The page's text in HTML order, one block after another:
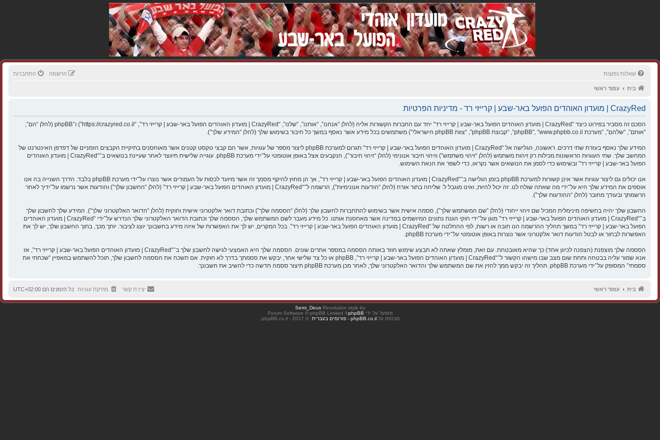
שאלות נפוצות התחברות הרשמה
בית עמוד ראשי
CrazyRed | מועדון האוהדים הפועל באר-שבע | קרייזי רד - מדיניות הפרטיות
הסכם זה מסביר בפירוט כיצד “CrazyRed | מועדון האוהדים הפועל באר-שבע | קרייזי רד” יחד עם החברות הקשורות אליה (להלן “אנחנו”, “אותנו”, “שלנו”, “CrazyRed | מועדון האוהדים הפועל באר-שבע | קרייזי רד”, “https://crazyred.co.il”) ו־phpBB (להלן “הם”,
“אותם”, “שלהם”, “מערכת phpBB”, “www.phpbb.co.il”, “קבוצת phpBB”, “צוות phpBB הישראלי”) משתמשים בכל מידע אשר נאסף במשך כל חיבור בשימוש שלך (להלן “המידע שלך”).
המידע שלך נאסף בעזרת שתי דרכים. ראשונה, הגלישה אל “CrazyRed | מועדון האוהדים הפועל באר-שבע | קרייזי רד” תגרום למערכת phpBB ליצור מספר של עוגיות, אשר הם קבצי טקסט קטנים אשר מאוחסנים בתיקיית הקבצים הזמניים של דפדפן האינטרנט של
המחשב שלך. שתי העוגיות הראשונות מכילות רק זיהות משתמש (להלן “זיהוי משתמש”) וזיהוי חיבור אנונימי (להלן “זיהוי חיבור”), הנקבעים אצל באופן אוטומטי על־ידי מערכת phpBB. עוגייה שלישית תיווצר לאחר שעיינת בנושאים ב־“CrazyRed | מועדון האוהדים
הפועל באר-שבע | קרייזי רד” ובשימוש כדי לסמן את הנושאים אשר נקראו, כדי לשפר את הנאת השימוש.
אנו יכולים גם ליצור עוגיות אשר אינן קשורות למערכת phpBB בזמן הגלישה ב־“CrazyRed | מועדון האוהדים הפועל באר-שבע | קרייזי רד”, אך הן מחוץ להיקף מסמך זה אשר מיועד לכסות על העמודים אשר נוצרו על־ידי מערכת phpBB בלבד. הדרך השנייה בה אנו
אוספים את המידע שלך היא על־ידי מה שאתה שולח לנו. זה יכול להיות, ואינו מוגבל ל: שליחה בתור אורח (להלן “הודעות אנונימיות”), הרשמה ל־“CrazyRed | מועדון האוהדים הפועל באר-שבע | קרייזי רד” (להלן “החשבון שלך”) והודעות אשר נרשמו על־ידיך לאחר
הרשמתך ובעודך מחובר (להלן “ההודעות שלך”).
החשבון שלך יהיה בחשיפה מינימלית המכיל שם זיהוי ייחודי (להלן “שם המשתמש שלך”), ססמה אישית אשר בשימוש להתחברות לחשבון שלך (להלן “הססמה שלך”) וכתובת דואר אלקטרוני אישית וחוקית (להלן “הדואר האלקטרוני שלך”). המידע שלך לחשבון שלך
ב־“CrazyRed | מועדון האוהדים הפועל באר-שבע | קרייזי רד” מוגן על־ידי חוקי הגנת נתונים המיושמים במדינה אשר מאחסנת אותנו. כל מידע מעבר לשם המשתמש שלך, הססמה שלך וכתובת הדואר האלקטרוני שלך הנדרש על־ידי “CrazyRed | מועדון האוהדים
הפועל באר-שבע | קרייזי רד” במשך תהליך ההרשמה הנו חובה או רשות, לפי ההחלטה של “CrazyRed | מועדון האוהדים הפועל באר-שבע | קרייזי רד”. בכל המקרים, יש לך את האפשרות של איזה מידע בחשבונך יוצג לציבור. יותך מכך, בתוך החשבון שלך, יש לך את
האפשרות לבחור או לבטל הודעות דואר אלקטרוני אשר נוצרות באופן אוטומטי על־ידי מערכת phpBB.
הססמה שלך מוצפנת (הצפנה לכיוון אחד) כך שהיא מאובטחת. עם זאת, מומלץ שאתה לא תבצע שימוש חוזר באותה הססמה במספר אתרים שונים. הססמה שלך היא האמצעי לגישה לחשבון שלך ב־“CrazyRed | מועדון האוהדים הפועל באר-שבע | קרייזי רד”, אז
אנא שמור עליה בבטחה ותחת שום מצב שבו מישהו הקשור ל־“CrazyRed | מועדון האוהדים הפועל באר-שבע | קרייזי רד”, phpBB או כל צד שלישי אחר, יבקש את ססמתך בדרך לא חוקית. אם תשכח את הססמה לחשבון שלך, תוכל להשתמש במאפיין “שכחתי את
ססמתי” המסופק על־ידי מערכת phpBB. תהליך זה יבקש ממך להזין את שם המשתמש שלך והדואר האלקטרוני שלך, לאחר מכן מערכת phpBB תיצור ססמה חדשה כדי להשיב את חשבונך.
בית עמוד ראשי כל הזמנים הם UTC+02:00 מחיקת עוגיות יצירת קשר
Revolution style by
Semi_Deus
מופעל על ידי phpBB
® Forum Software © phpBB Limited
מבוסס על phpBB.co.il - פורומים בעברית . © 2017 - phpBB.co.il.